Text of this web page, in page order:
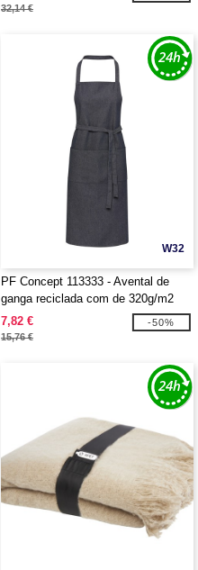
32,14 €
W32
PF Concept 113333 - Avental de
ganga reciclada com de 320g/m2
"Aware™ Nima"
7,82 €
15,76 €
-50%